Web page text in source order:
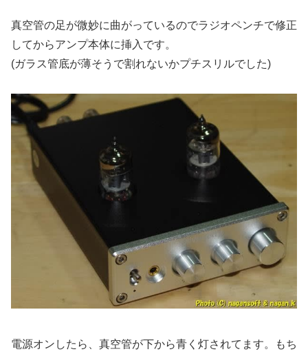
真空管の足が微妙に曲がっているのでラジオペンチで修正
してからアンプ本体に挿入です。
(ガラス管底が薄そうで割れないかプチスリルでした)
電源オンしたら、真空管が下から青く灯されてます。もち